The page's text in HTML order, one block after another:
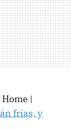
|
frías, y